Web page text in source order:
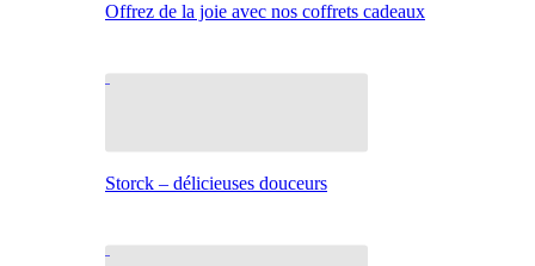
Offrez de la joie avec nos coffrets cadeaux
Storck – délicieuses douceurs